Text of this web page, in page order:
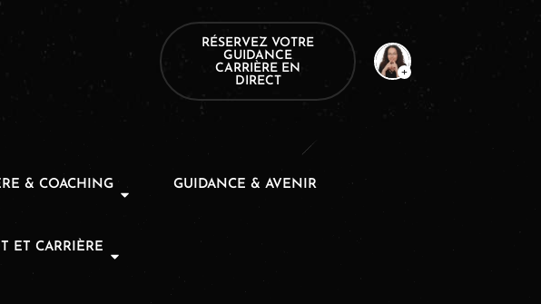
RÉSERVEZ VOTRE
GUIDANCE
CARRIÈRE EN
DIRECT
& COACHING GUIDANCE & AVENIR
ET CARRIÈRE